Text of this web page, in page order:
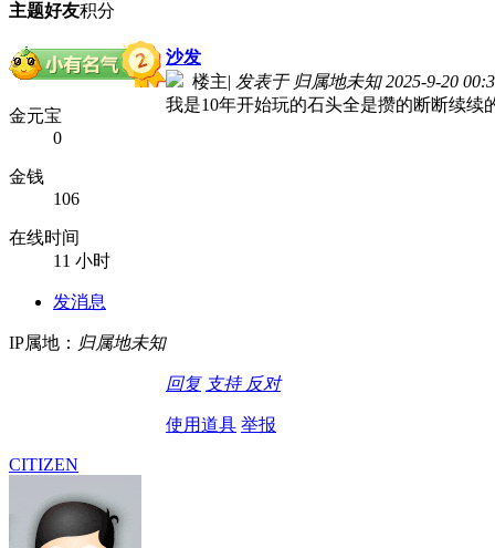
主题好友积分
金元宝
0
金钱
106
在线时间
11 小时
发消息
IP属地： 归属地未知
沙发
楼主| 发表于 归属地未知 2025-9-20
我是10年开始玩的石头全是攒的断断续
回复 支持 反对
使用道具 举报
CITIZEN